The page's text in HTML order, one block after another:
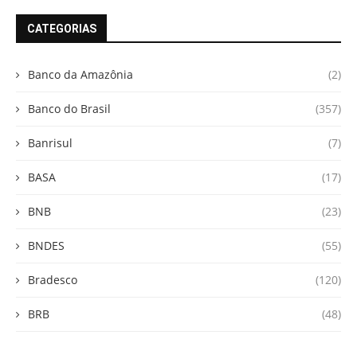
CATEGORIAS
Banco da Amazônia (2)
Banco do Brasil (357)
Banrisul (7)
BASA (17)
BNB (23)
BNDES (55)
Bradesco (120)
BRB (48)